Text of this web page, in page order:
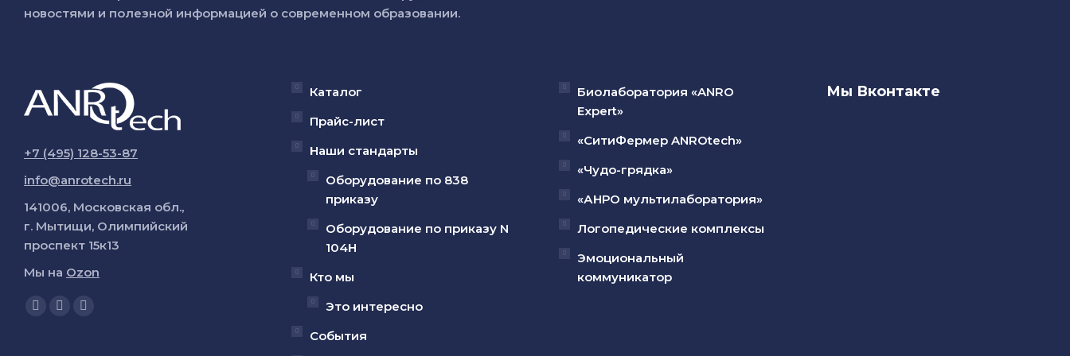
новостями и полезной информацией о современном образовании.
+7 (495) 128-53-87
info@anrotech.ru
141006, Московская обл.,
г. Мытищи, Олимпийский
проспект 15к13
Мы на Ozon
Ищите нас:
Страница
Страница
Страница
Каталог
Прайс-лист
Наши стандарты
Оборудование по 838
приказу
Оборудование по приказу N
104Н
Кто мы
Это интересно
События
Биолаборатория «ANRO
Expert»
«СитиФермер ANROtech»
«Чудо-грядка»
«АНРО мультилаборатория»
Логопедические комплексы
Эмоциональный
коммуникатор
Мы Вконтакте